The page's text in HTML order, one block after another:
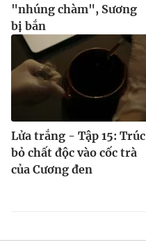
"nhúng chàm", Sương
bị bắn
Lửa trắng - Tập 15: Trúc
bỏ chất độc vào cốc trà
của Cương đen